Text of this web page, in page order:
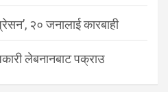
२० जनालाई कारबाही
लेबनानबाट पक्राउ